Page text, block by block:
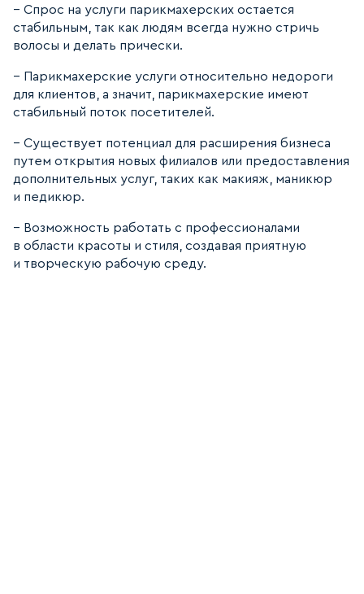
– Спрос на услуги парикмахерских остается
стабильным, так как людям всегда нужно стричь
волосы и делать прически.
– Парикмахерские услуги относительно недороги
для клиентов, а значит, парикмахерские имеют
стабильный поток посетителей.
– Существует потенциал для расширения бизнеса
путем открытия новых филиалов или предоставления
дополнительных услуг, таких как макияж, маникюр
и педикюр.
– Возможность работать с профессионалами
в области красоты и стиля, создавая приятную
и творческую рабочую среду.